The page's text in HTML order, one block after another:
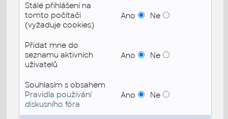
Stálé přihlášení na
tomto počítači
(vyžaduje cookies)
Ano Ne
Přidat mne do
seznamu aktivních
uživatelů
Ano Ne
Souhlasím s obsahem
Pravidla používání
diskusního fóra
Ano Ne